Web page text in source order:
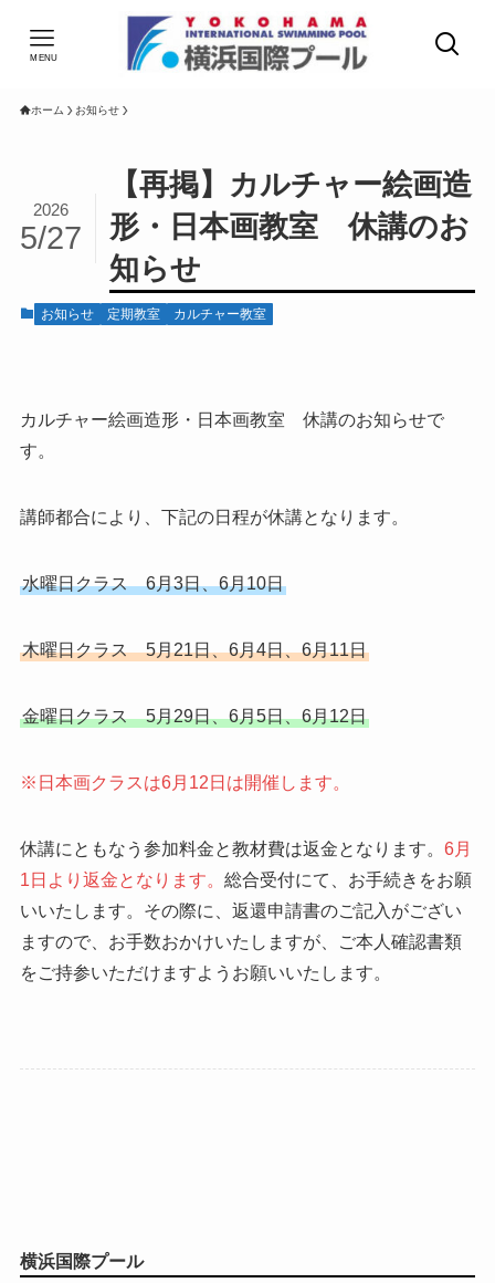
MENU
ホーム お知らせ
【再掲】カルチャー絵画造
形・日本画教室 休講のお
知らせ
2026
5/27
お知らせ 定期教室 カルチャー教室
カルチャー絵画造形・日本画教室 休講のお知らせで
す。
講師都合により、下記の日程が休講となります。
水曜日クラス 6月3日、6月10日
木曜日クラス 5月21日、6月4日、6月11日
金曜日クラス 5月29日、6月5日、6月12日
※日本画クラスは6月12日は開催します。
休講にともなう参加料金と教材費は返金となります。 6月
1日より返金となります。 総合受付にて、お手続きをお願
いいたします。その際に、返還申請書のご記入がござい
ますので、お手数おかけいたしますが、ご本人確認書類
をご持参いただけますようお願いいたします。
横浜国際プール